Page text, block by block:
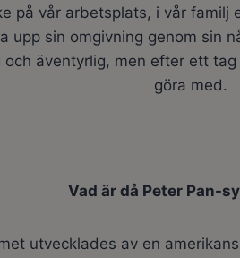
på vår arbetsplats, i vår familj
upp sin omgivning genom sin
och äventyrlig, men efter ett
göra med.
Vad är då Peter Pan-
utvecklades av en